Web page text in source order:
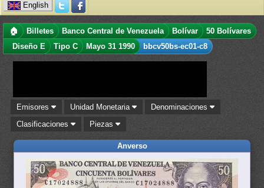
English
🏠 Billetes Banco Central de Venezuela Bolívar
50 Bolívares
Diseño E
Tipo C Mayo 31 1990 bbcv50bs-ec01-c8
Emisores Unidad Monetaria
Denominaciones
Clasificaciones
Piezas
Anverso